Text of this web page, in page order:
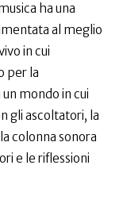
ha una
al meglio
in cui
per la
mondo in cui
gli ascoltatori, la
colonna sonora
e le riflessioni